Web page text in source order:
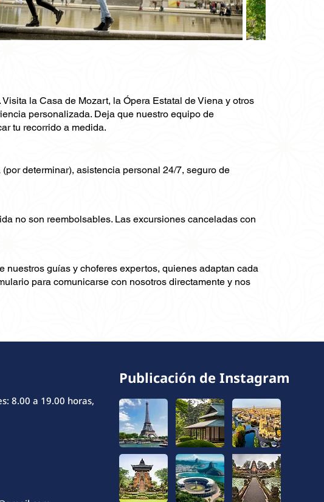
la Casa de Mozart, la Ópera Estatal de Viena y otros
personalizada. Deja que nuestro equipo de
tu recorrido a medida.
determinar), asistencia personal 24/7, seguro de
no son reembolsables. Las excursiones canceladas con
nuestros guías y choferes expertos, quienes adaptan cada
para comunicarse con nosotros directamente y nos
8.00 a 19.00 horas,
Publicación de Instagram